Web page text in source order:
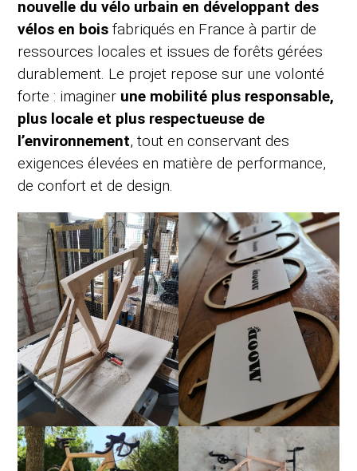
nouvelle du vélo urbain en développant des
vélos en bois fabriqués en France à partir de
ressources locales et issues de forêts gérées
durablement. Le projet repose sur une volonté
forte : imaginer une mobilité plus responsable,
plus locale et plus respectueuse de
l’environnement, tout en conservant des
exigences élevées en matière de performance,
de confort et de design.